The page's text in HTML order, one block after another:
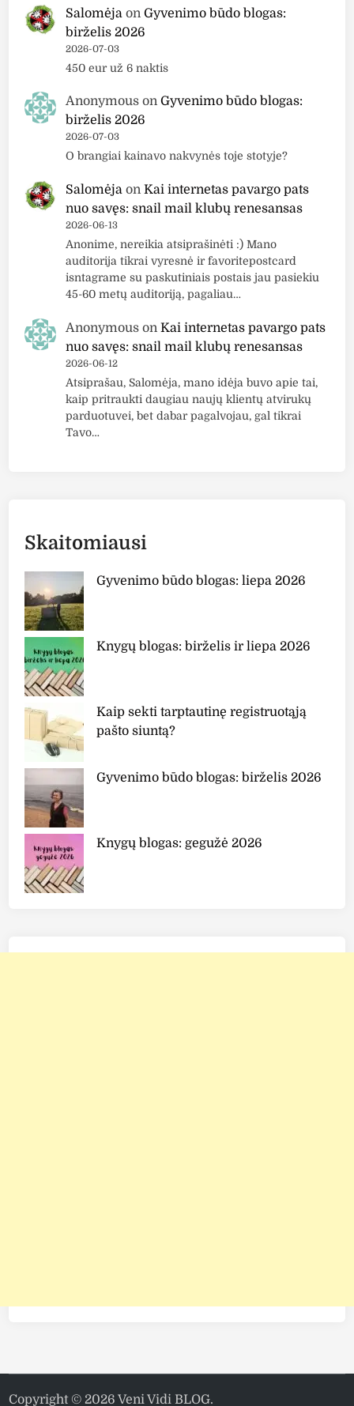
Salomėja onGyvenimo būdo blogas:
birželis 2026
2026-07-03
450 eur už 6 naktis
Anonymous onGyvenimo būdo blogas:
birželis 2026
2026-07-03
O brangiai kainavo nakvynės toje stotyje?
Salomėja onKai internetas pavargo pats
nuo savęs: snail mail klubų renesansas
2026-06-13
Anonime, nereikia atsiprašinėti :) Mano
auditorija tikrai vyresnė ir favoritepostcard
isntagrame su paskutiniais postais jau pasiekiu
45-60 metų auditoriją, pagaliau…
Anonymous onKai internetas pavargo pats
nuo savęs: snail mail klubų renesansas
2026-06-12
Atsiprašau, Salomėja, mano idėja buvo apie tai,
kaip pritraukti daugiau naujų klientų atvirukų
parduotuvei, bet dabar pagalvojau, gal tikrai
Tavo…
Skaitomiausi
Gyvenimo būdo blogas: liepa 2026
Knygų blogas: birželis ir liepa 2026
Kaip sekti tarptautinę registruotąją
pašto siuntą?
Gyvenimo būdo blogas: birželis 2026
Knygų blogas: gegužė 2026
Copyright © 2026Veni Vidi BLOG.